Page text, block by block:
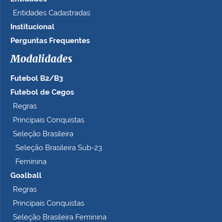
m
a
n
o
o
m
e
t
Entidades Cadastradas
Institucional
Perguntas Frequentes
Modalidades
Futebol B2/B3
Futebol de Cegos
Regras
Principais Conquistas
Seleção Brasileira
Seleção Brasileira Sub-23
Feminina
Goalball
Regras
Principais Conquistas
Seleção Brasileira Feminina